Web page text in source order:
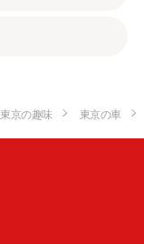
東京の趣味 東京の車